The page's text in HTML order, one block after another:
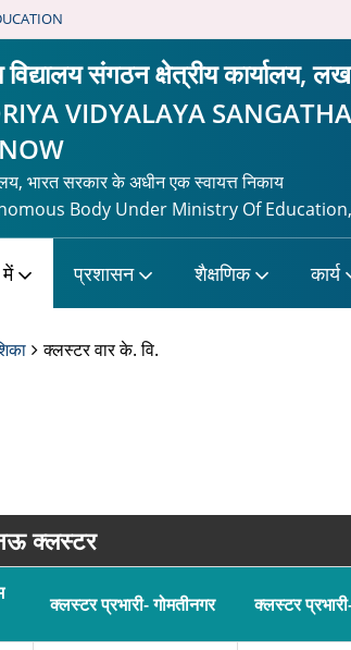
विद्यालय संगठन क्षेत्रीय कार्यालय,
VIDYALAYA
भारत सरकार के अधीन एक स्वायत्त निकाय
Body Under Ministry Of
में प्रशासन शैक्षणिक कार्य
क्लस्टर वार के. वि.
क्लस्टर
क्लस्टर प्रभारी- गोमतीनगर क्लस्टर